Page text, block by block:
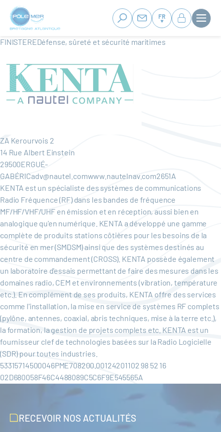
Panneau de gestion des cookies
Aller
contenu
principal
FR
FINISTEREDéfense, sûreté et sécurité maritimes
ZA Kerourvois 2
14 Rue Albert Einstein
29500ERGUÉ-
GABÉRICadv@nautel.comwww.nautelnav.com2651A
KENTA est un spécialiste des systèmes de communications
Radio Fréquence (RF) dans les bandes de fréquence
MF/HF/VHF/UHF en émission et en réception, aussi bien en
analogique qu'en numérique. KENTA a développé une gamme
complète de produits stations côtières pour les besoins de la
sécurité en mer (SMDSM) ainsi que des systèmes destinés au
centre de commandement (CROSS). KENTA possède également
un laboratoire d'essais permettant de faire des mesures dans les
domaines radio, CEM et environnements (vibration, température
etc.). En complément de ses produits, KENTA offre des services
comme l'installation, la mise en service de systèmes RF complets
(pylône, antennes, coaxial, abris techniques, mise à la terre etc.),
la formation, la gestion de projets complets etc. KENTA est un
fournisseur clef de technologies basées sur la Radio Logicielle
(SDR) pour toutes industries.
53315714500046PME708200.00124201102 98 52 16
02D680058F46C4488089C5C6F9E545565A
RECEVOIR NOS ACTUALITÉS